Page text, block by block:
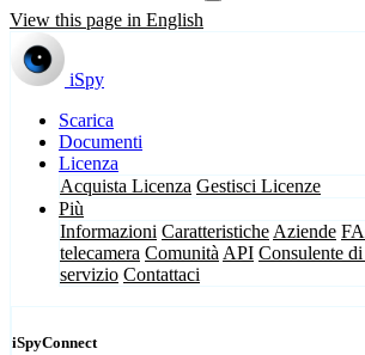
View this page in English
iSpy
Scarica
Documenti
Licenza
Acquista Licenza Gestisci Licenze
Più
Informazioni Caratteristiche Aziende
telecamera Comunità API Consulente di
servizio Contattaci
iSpyConnect